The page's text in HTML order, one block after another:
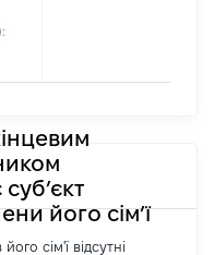
його сім’ї
сім'ї відсутні